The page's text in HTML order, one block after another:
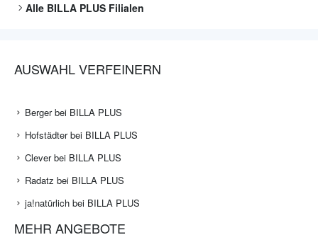
Alle BILLA PLUS Filialen
AUSWAHL VERFEINERN
Berger bei BILLA PLUS
Hofstädter bei BILLA PLUS
Clever bei BILLA PLUS
Radatz bei BILLA PLUS
ja!natürlich bei BILLA PLUS
MEHR ANGEBOTE